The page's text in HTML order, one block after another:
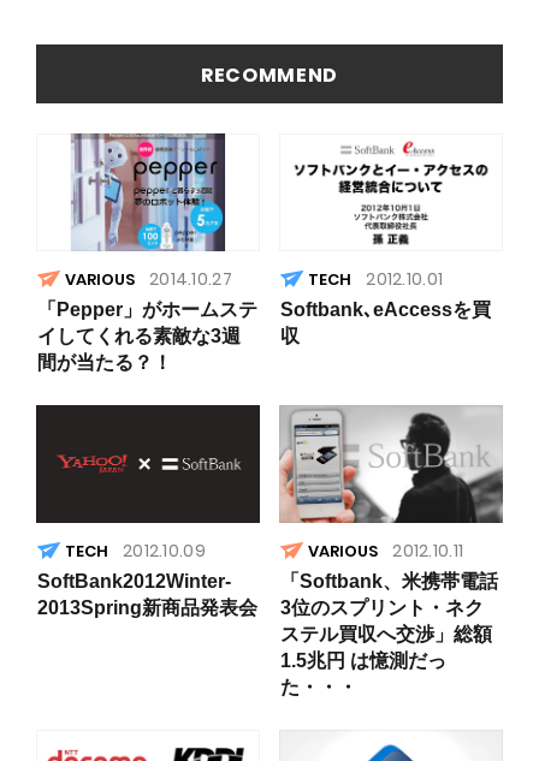
でお手軽
RECOMMEND
VARIOUS 2014.10.27
「Pepper」がホームステ
イしてくれる素敵な3週
間が当たる？！
2012.10.01
Softbank､eAccessを買
収
2012.10.09
SoftBank2012Winter-
2013Spring新商品発表会
VARIOUS 2012.10.11
「Softbank、米携帯電話
3位のスプリント・ネク
ステル買収へ交渉」総額
1.5兆円 は憶測だっ
た・・・